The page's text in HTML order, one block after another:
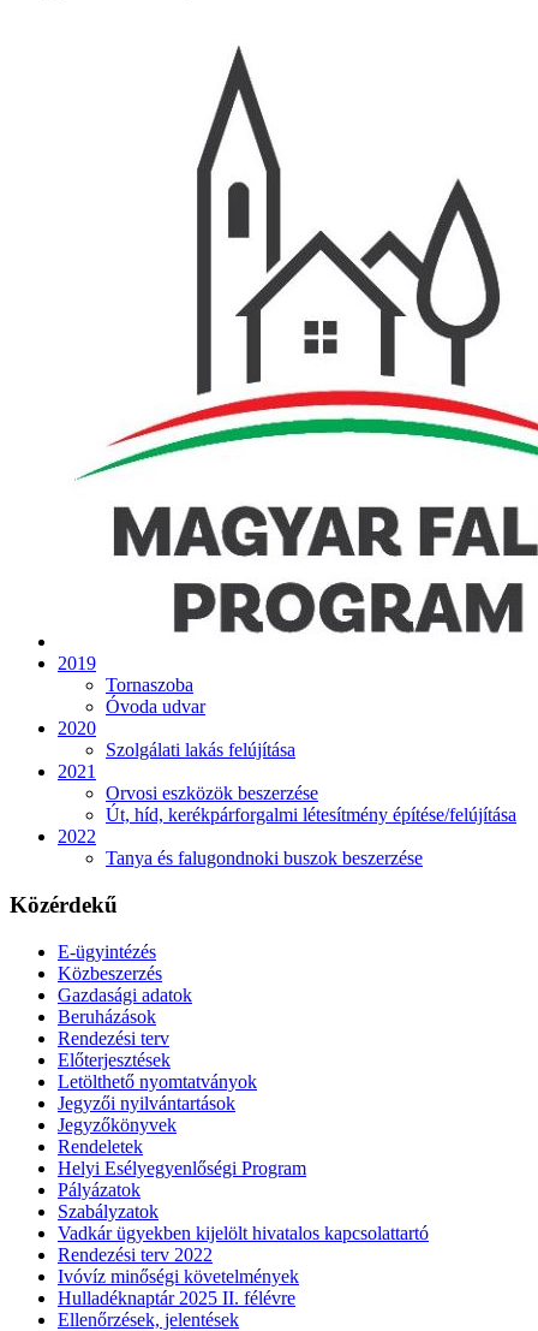
2019
Tornaszoba
Óvoda udvar
2020
Szolgálati lakás felújítása
2021
Orvosi eszközök beszerzése
Út, híd, kerékpárforgalmi létesítmény építése/felújítása
2022
Tanya és falugondnoki buszok beszerzése
Közérdekű
E-ügyintézés
Közbeszerzés
Gazdasági adatok
Beruházások
Rendezési terv
Előterjesztések
Letölthető nyomtatványok
Jegyzői nyilvántartások
Jegyzőkönyvek
Rendeletek
Helyi Esélyegyenlőségi Program
Pályázatok
Szabályzatok
Vadkár ügyekben kijelölt hivatalos kapcsolattartó
Rendezési terv 2022
Ivóvíz minőségi követelmények
Hulladéknaptár 2025 II. félévre
Ellenőrzések, jelentések